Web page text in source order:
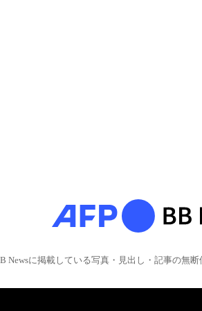
Newsに掲載している写真・見出し・記事の無